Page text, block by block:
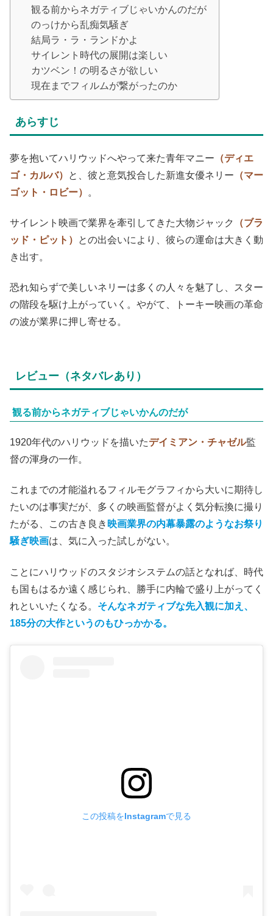
観る前からネガティブじゃいかんのだが
のっけから乱痴気騒ぎ
結局ラ・ラ・ランドかよ
サイレント時代の展開は楽しい
カツベン！の明るさが欲しい
現在までフィルムが繋がったのか
あらすじ
夢を抱いてハリウッドへやって来た青年マニー （ディエ
ゴ・カルバ）
と、彼と意気投合した新進女優ネリー （マー
ゴット・ロビー）
。
サイレント映画で業界を牽引してきた大物ジャック
（ブラ
ッド・ピット）
との出会いにより、彼らの運命は大きく動
き出す。
恐れ知らずで美しいネリーは多くの人々を魅了し、スター
の階段を駆け上がっていく。やがて、トーキー映画の革命
の波が業界に押し寄せる。
レビュー（ネタバレあり）
観る前からネガティブじゃいかんのだが
1920年代のハリウッドを描いたデイミアン・チャゼル監
督の渾身の一作。
これまでの才能溢れるフィルモグラフィから大いに期待し
たいのは事実だが、多くの映画監督がよく気分転換に撮り
たがる、この古き良き 映画業界の内幕暴露のようなお祭り
騒ぎ映画は、気に入った試しがない。
ことにハリウッドのスタジオシステムの話となれば、時代
も国もはるか遠く感じられ、勝手に内輪で盛り上がってく
れといいたくなる。 そんなネガティブな先入観に加え、
185分の大作というのもひっかかる。
この投稿をInstagramで見る